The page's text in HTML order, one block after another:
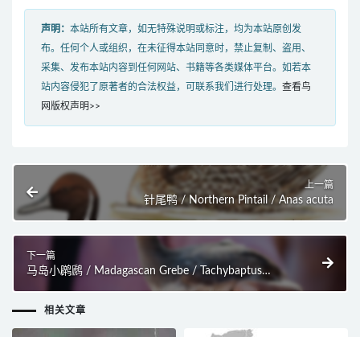
声明： 本站所有文章，如无特殊说明或标注，均为本站原创发
布。任何个人或组织，在未征得本站同意时，禁止复制、盗用、
采集、发布本站内容到任何网站、书籍等各类媒体平台。如若本
站内容侵犯了原著者的合法权益，可联系我们进行处理。 查看鸟
网版权声明>>
上一篇
针尾鸭 / Northern Pintail / Anas acuta
下一篇
马岛小䴙䴘 / Madagascan Grebe / Tachybaptus
相关文章